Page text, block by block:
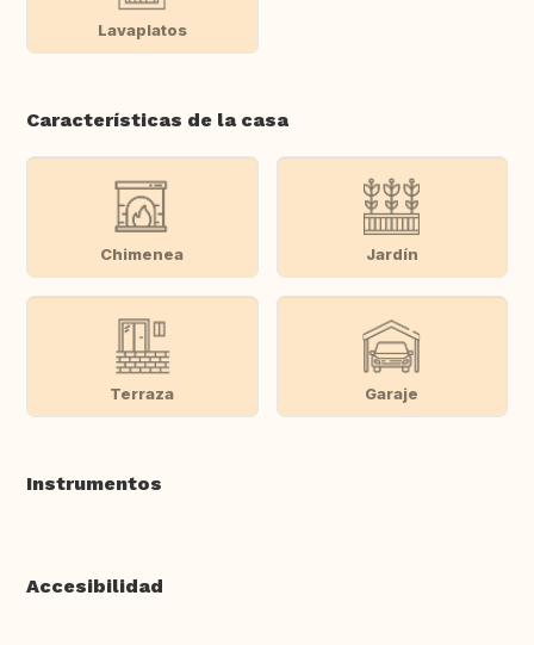
Lavaplatos
Características de la casa
Chimenea Jardín
Terraza Garaje
Instrumentos
Accesibilidad